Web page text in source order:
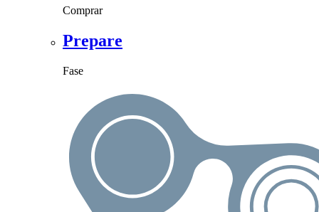
Comprar
Prepare
Fase